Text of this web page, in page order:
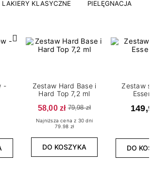
LAKIERY KLASYCZNE PIELĘGNACJA
-
Zestaw Hard Base i
Hard Top 7,2 ml
58,00 zł 79,98 zł
Najniższa cena z 30 dni
79.98 zł
DO KOSZYKA
Zestaw
DO